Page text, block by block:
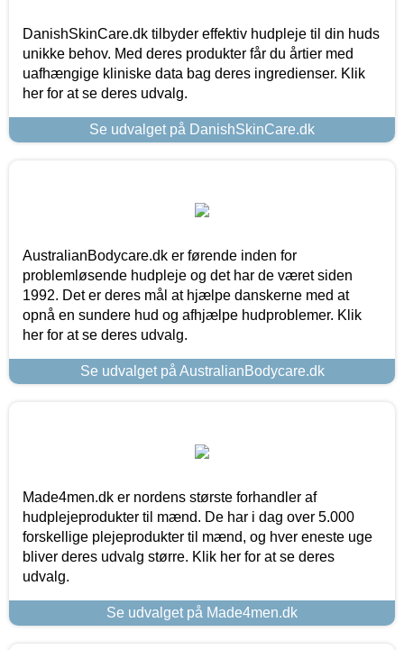
DanishSkinCare.dk tilbyder effektiv hudpleje til din huds
unikke behov. Med deres produkter får du årtier med
uafhængige kliniske data bag deres ingredienser. Klik
her for at se deres udvalg.
Se udvalget på DanishSkinCare.dk
AustralianBodycare.dk er førende inden for
problemløsende hudpleje og det har de været siden
1992. Det er deres mål at hjælpe danskerne med at
opnå en sundere hud og afhjælpe hudproblemer. Klik
her for at se deres udvalg.
Se udvalget på AustralianBodycare.dk
Made4men.dk er nordens største forhandler af
hudplejeprodukter til mænd. De har i dag over 5.000
forskellige plejeprodukter til mænd, og hver eneste uge
bliver deres udvalg større. Klik her for at se deres
udvalg.
Se udvalget på Made4men.dk